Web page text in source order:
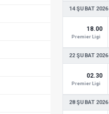
14 ŞUBAT 2026
18.00
Premier Ligi
22 ŞUBAT 2026
02.30
Premier Ligi
28 ŞUBAT 2026